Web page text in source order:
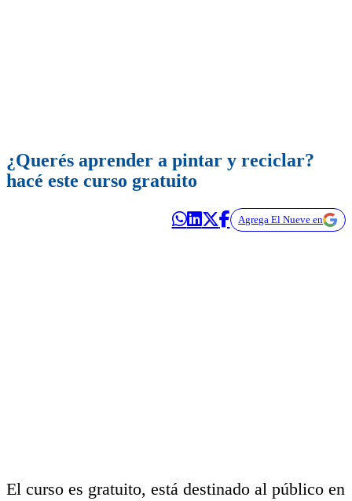
¿Querés aprender a pintar y reciclar?
hacé este curso gratuito
Agrega El Nueve en
El curso es gratuito, está destinado al público en